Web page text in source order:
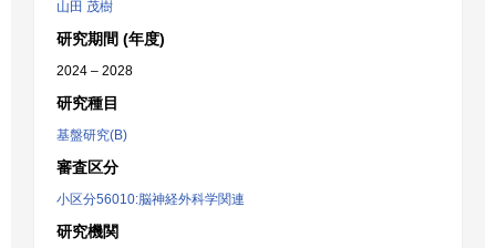
山田 茂樹
研究期間 (年度)
2024 – 2028
研究種目
基盤研究(B)
審査区分
小区分56010:脳神経外科学関連
研究機関